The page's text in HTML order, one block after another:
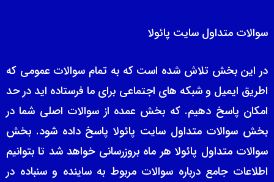
سوالات متداول سایت پائولا
در این بخش تلاش شده است که به تمام سوالات عمومی که
اطریق ایمیل و شبکه های اجتماعی برای ما فرستاده اید در حد
امکان پاسخ دهیم. که بخش عمده از سوالات اصلی شما در
بخش سوالات متداول سایت پائولا پاسخ داده شود. بخش
سوالات متداول پائولا هر ماه بروزرسانی خواهد شد تا بتوانیم
اطلاعات جامع درباره سوالات مربوط به ساینده و سنباده در